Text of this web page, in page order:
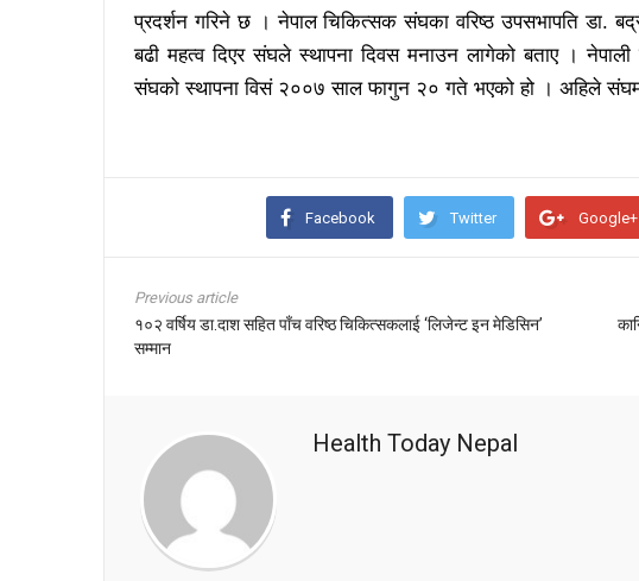
प्रदर्शन गरिने छ । नेपाल चिकित्सक संघका वरिष्ठ उपसभापति डा.
बढी महत्व दिएर संघले स्थापना दिवस मनाउन लागेको बताए ।
संघको स्थापना विसं २००७ साल फागुन २० गते भएको हो । अहिले
Facebook Twitter Google+
Previous article
१०२ वर्षिय डा.दाश सहित पाँच वरिष्ठ चिकित्सकलाई ‘लिजेन्ट इन मेडिसिन’
सम्मान
Health Today Nepal